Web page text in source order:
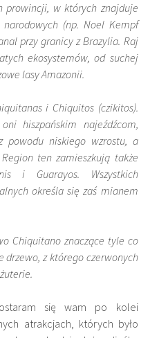
prowincji, w których znajduje
(np. Noel Kempf
przy granicy z Brazylia. Raj
ekosystemów, od suchej
lasy Amazonii.
i Chiquitos (czikitos).
hiszpańskim najeźdźcom,
niskiego wzrostu, a
ten zamieszkują także
i Guarayos. Wszystkich
określa się zaś mianem
Chiquitano znaczące tyle co
drzewo, z którego czerwonych
się wam po kolei
atrakcjach, których było